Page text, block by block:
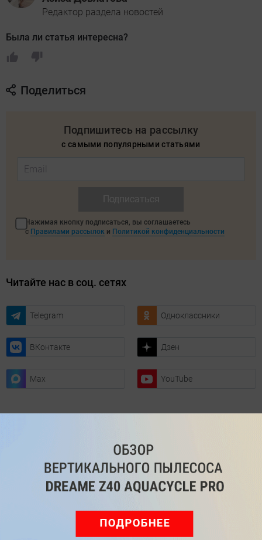
Редактор раздела новостей
Была ли статья интересна?
Поделиться
Подпишитесь на рассылку
с самыми популярными статьями
Нажимая кнопку подписаться, вы соглашаетесь
с Правилами рассылок и Политикой конфиденциальности
Читайте нас в соц. сетях
Telegram Одноклассники
ВКонтакте Дзен
Max YouTube
Мы знаем, вам есть что сказать!
оставить комментарий